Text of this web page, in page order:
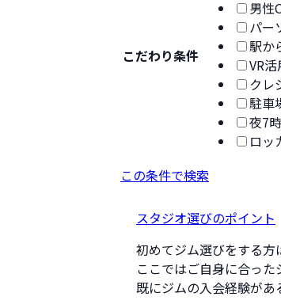
こだわり条件
男性
パー
駅か
VR
クレ
駐車
夜7
ロッ
この条件で検索
スタジオ選びのポイント
初めてジム選びをする方
ここではご自身に合った
既にジムの入会経験があ